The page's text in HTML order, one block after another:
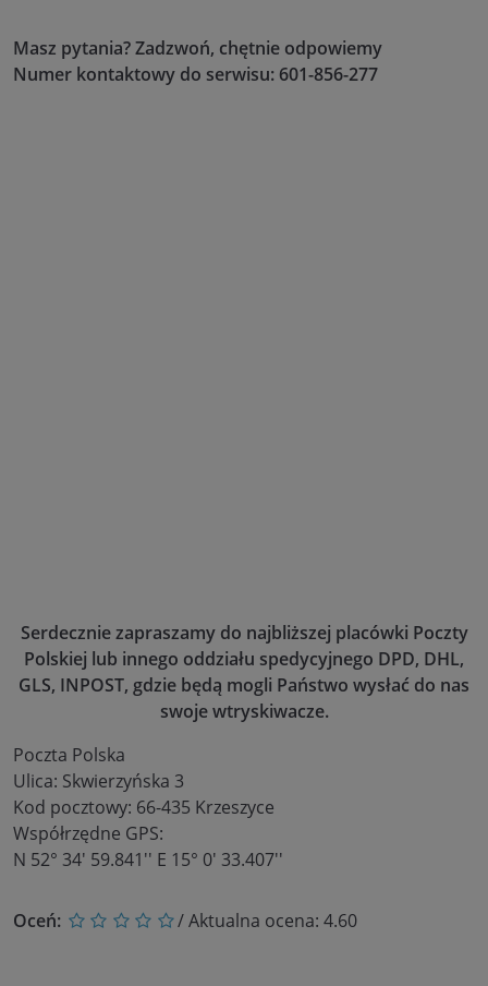
Masz pytania? Zadzwoń, chętnie odpowiemy
Numer kontaktowy do serwisu: 601-856-277
Serdecznie zapraszamy do najbliższej placówki Poczty
Polskiej lub innego oddziału spedycyjnego DPD, DHL,
GLS, INPOST, gdzie będą mogli Państwo wysłać do nas
swoje wtryskiwacze.
Poczta Polska
Ulica: Skwierzyńska 3
Kod pocztowy: 66-435 Krzeszyce
Współrzędne GPS:
N 52° 34' 59.841'' E 15° 0' 33.407''
Oceń: / Aktualna ocena: 4.60